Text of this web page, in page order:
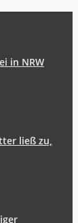
in NRW
ließ zu,